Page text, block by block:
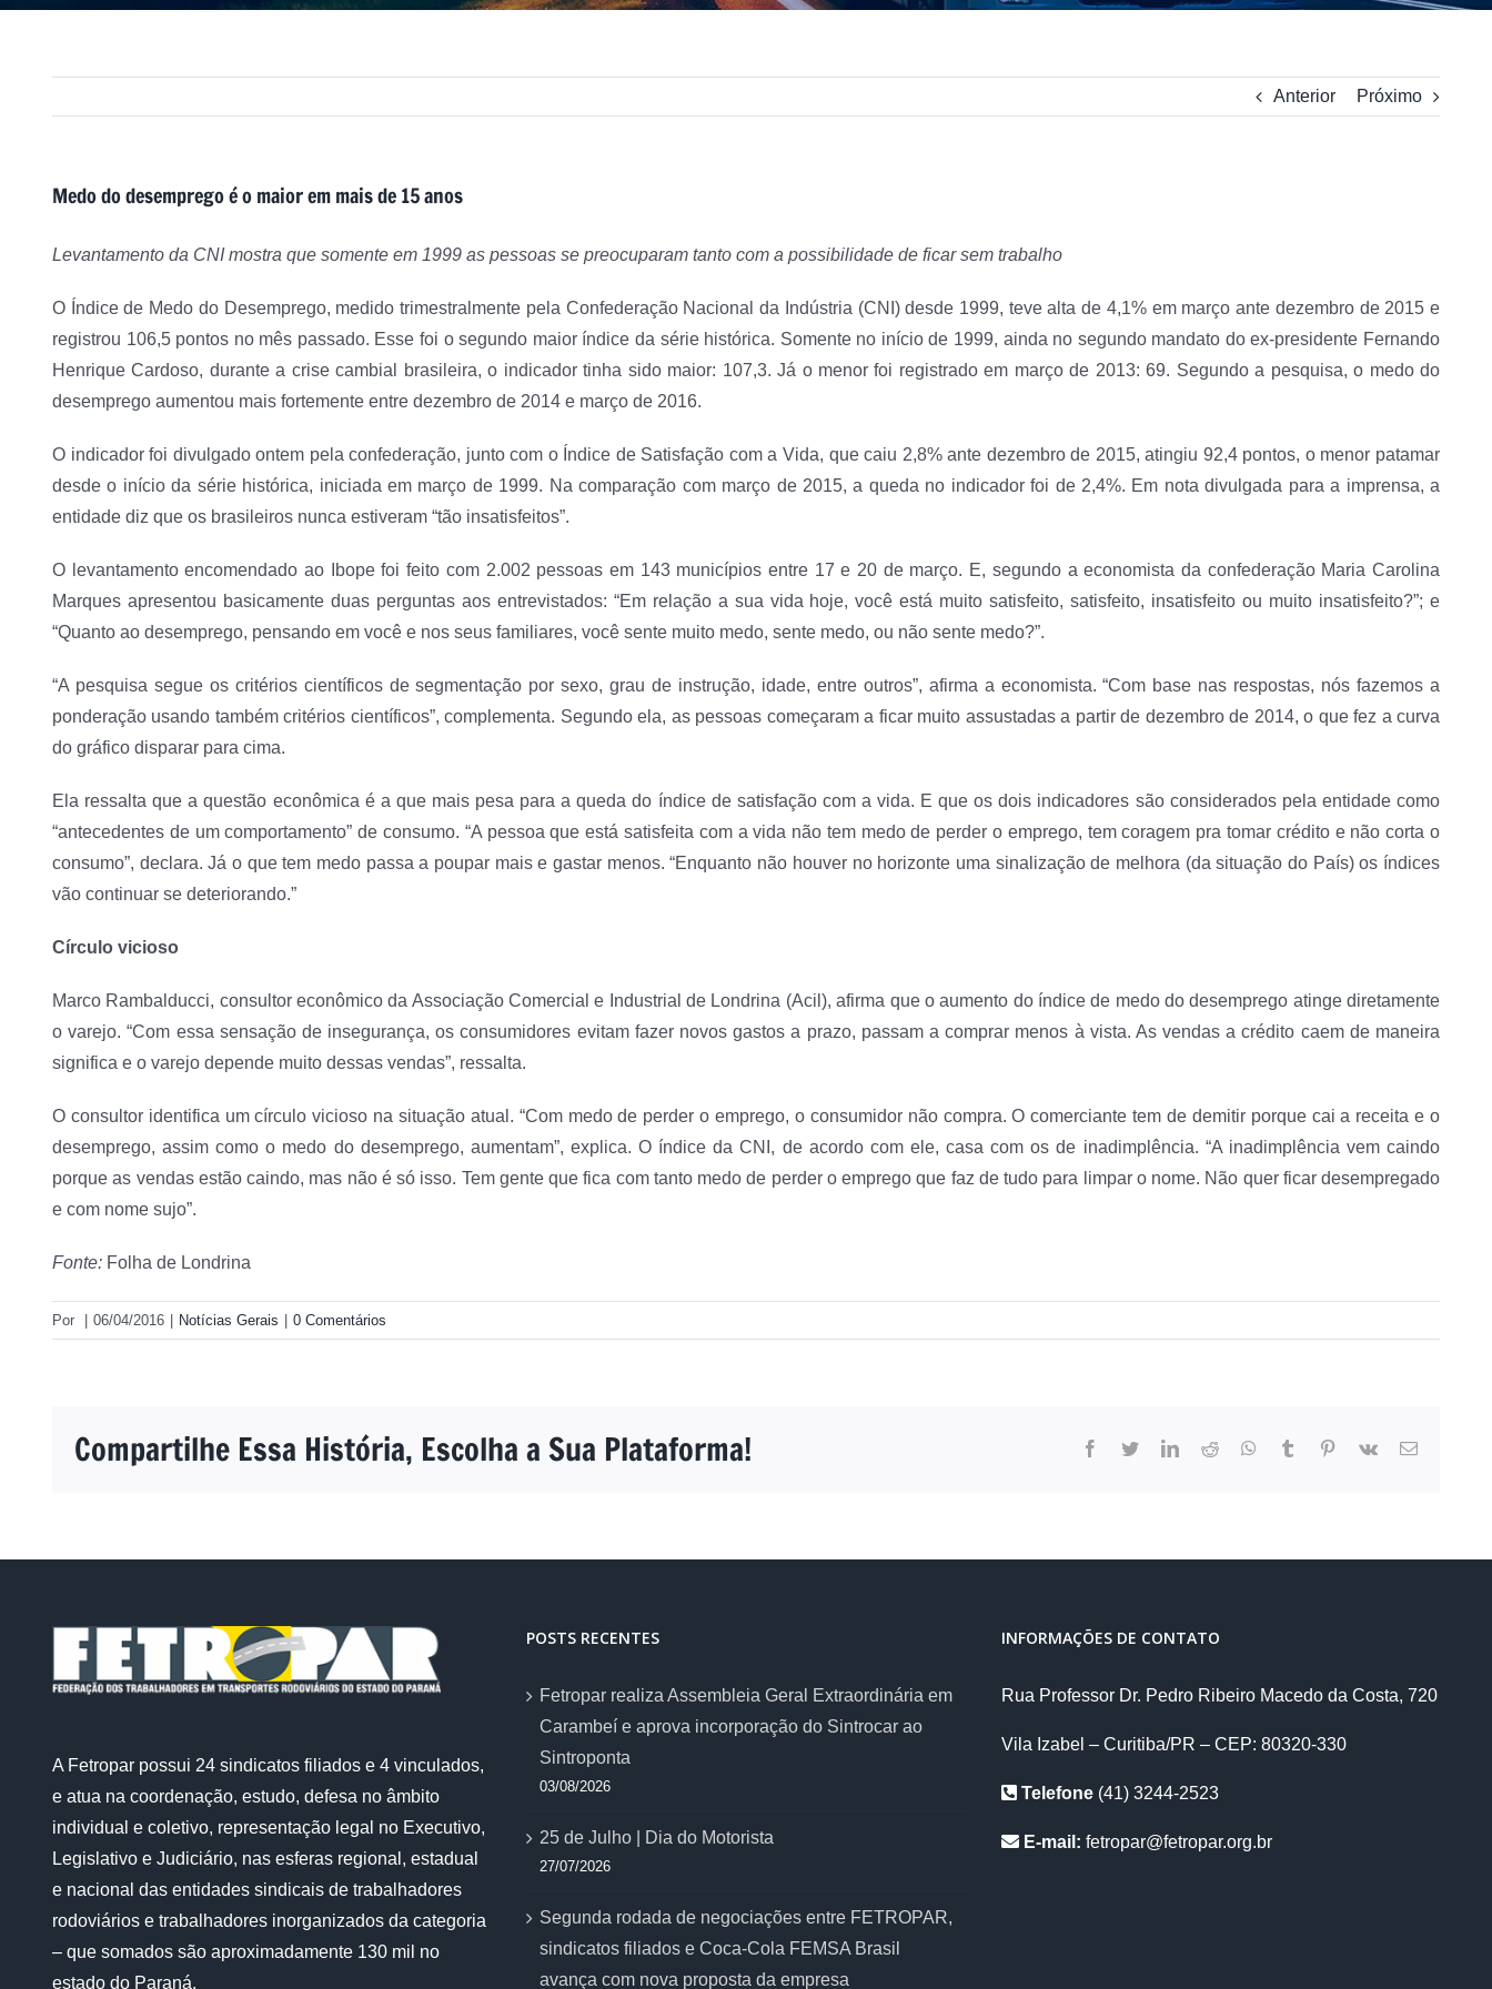
Anterior Próximo
Medo do desemprego é o maior em mais de 15 anos
Levantamento da CNI mostra que somente em 1999 as pessoas se preocuparam tanto com a possibilidade de ficar sem trabalho
O Índice de Medo do Desemprego, medido trimestralmente pela Confederação Nacional da Indústria (CNI) desde 1999, teve alta de 4,1% em março ante dezembro de 2015 e
registrou 106,5 pontos no mês passado. Esse foi o segundo maior índice da série histórica. Somente no início de 1999, ainda no segundo mandato do ex-presidente Fernando
Henrique Cardoso, durante a crise cambial brasileira, o indicador tinha sido maior: 107,3. Já o menor foi registrado em março de 2013: 69. Segundo a pesquisa, o medo do
desemprego aumentou mais fortemente entre dezembro de 2014 e março de 2016.
O indicador foi divulgado ontem pela confederação, junto com o Índice de Satisfação com a Vida, que caiu 2,8% ante dezembro de 2015, atingiu 92,4 pontos, o menor patamar
desde o início da série histórica, iniciada em março de 1999. Na comparação com março de 2015, a queda no indicador foi de 2,4%. Em nota divulgada para a imprensa, a
entidade diz que os brasileiros nunca estiveram “tão insatisfeitos”.
O levantamento encomendado ao Ibope foi feito com 2.002 pessoas em 143 municípios entre 17 e 20 de março. E, segundo a economista da confederação Maria Carolina
Marques apresentou basicamente duas perguntas aos entrevistados: “Em relação a sua vida hoje, você está muito satisfeito, satisfeito, insatisfeito ou muito insatisfeito?”; e
“Quanto ao desemprego, pensando em você e nos seus familiares, você sente muito medo, sente medo, ou não sente medo?”.
“A pesquisa segue os critérios científicos de segmentação por sexo, grau de instrução, idade, entre outros”, afirma a economista. “Com base nas respostas, nós fazemos a
ponderação usando também critérios científicos”, complementa. Segundo ela, as pessoas começaram a ficar muito assustadas a partir de dezembro de 2014, o que fez a curva
do gráfico disparar para cima.
Ela ressalta que a questão econômica é a que mais pesa para a queda do índice de satisfação com a vida. E que os dois indicadores são considerados pela entidade como
“antecedentes de um comportamento” de consumo. “A pessoa que está satisfeita com a vida não tem medo de perder o emprego, tem coragem pra tomar crédito e não corta o
consumo”, declara. Já o que tem medo passa a poupar mais e gastar menos. “Enquanto não houver no horizonte uma sinalização de melhora (da situação do País) os índices
vão continuar se deteriorando.”
Círculo vicioso
Marco Rambalducci, consultor econômico da Associação Comercial e Industrial de Londrina (Acil), afirma que o aumento do índice de medo do desemprego atinge diretamente
o varejo. “Com essa sensação de insegurança, os consumidores evitam fazer novos gastos a prazo, passam a comprar menos à vista. As vendas a crédito caem de maneira
significa e o varejo depende muito dessas vendas”, ressalta.
O consultor identifica um círculo vicioso na situação atual. “Com medo de perder o emprego, o consumidor não compra. O comerciante tem de demitir porque cai a receita e o
desemprego, assim como o medo do desemprego, aumentam”, explica. O índice da CNI, de acordo com ele, casa com os de inadimplência. “A inadimplência vem caindo
porque as vendas estão caindo, mas não é só isso. Tem gente que fica com tanto medo de perder o emprego que faz de tudo para limpar o nome. Não quer ficar desempregado
e com nome sujo”.
Fonte: Folha de Londrina
Por 06/04/2016 Notícias Gerais 0 Comentários
Compartilhe Essa História, Escolha a Sua Plataforma! facebook
twitterlinkedinreddit whatsapptumblr pinterest
vk
E-
A Fetropar possui 24 sindicatos filiados e 4 vinculados,
e atua na coordenação, estudo, defesa no âmbito
individual e coletivo, representação legal no Executivo,
Legislativo e Judiciário, nas esferas regional, estadual
e nacional das entidades sindicais de trabalhadores
rodoviários e trabalhadores inorganizados da categoria
– que somados são aproximadamente 130 mil no
estado do Paraná.
POSTS RECENTES
Fetropar realiza Assembleia Geral Extraordinária em
Carambeí e aprova incorporação do Sintrocar ao
Sintroponta
03/08/2026
25 de Julho | Dia do Motorista
27/07/2026
Segunda rodada de negociações entre FETROPAR,
sindicatos filiados e Coca-Cola FEMSA Brasil
avança com nova proposta da empresa
INFORMAÇÕES DE CONTATO
Rua Professor Dr. Pedro Ribeiro Macedo da Costa, 720
Vila Izabel – Curitiba/PR – CEP: 80320-330
Telefone(41) 3244-2523
E-mail: fetropar@fetropar.org.br